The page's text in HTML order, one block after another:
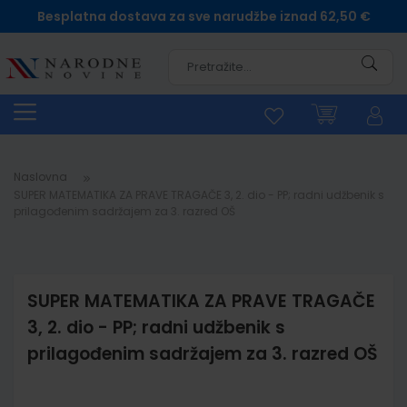
Besplatna dostava za sve narudžbe iznad 62,50 €
Naslovna
SUPER MATEMATIKA ZA PRAVE TRAGAČE
3, 2. dio - PP; radni udžbenik s
prilagođenim sadržajem za 3. razred OŠ